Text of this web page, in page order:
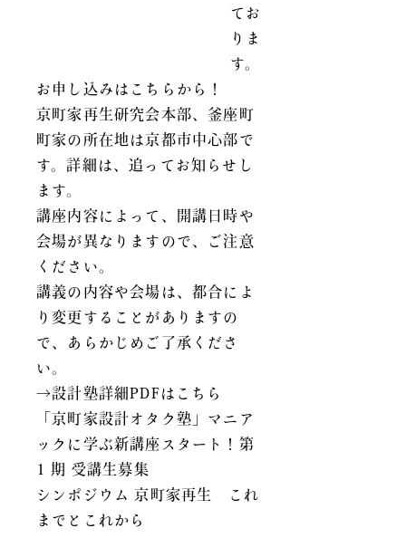
てお
りま
す。
お申し込みはこちらから！
京町家再生研究会本部、釜座町
町家の所在地は京都市中心部で
す。詳細は、追ってお知らせし
ます。
講座内容によって、開講日時や
会場が異なりますので、ご注意
ください。
講義の内容や会場は、都合によ
り変更することがありますの
で、あらかじめご了承くださ
い。
→設計塾詳細PDFはこちら
「京町家設計オタク塾」マニア
ックに学ぶ新講座スタート！第
1 期 受講生募集
シンポジウム 京町家再生 これ
までとこれから